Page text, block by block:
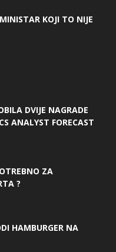
KOJI TO NIJE
DVIJE NAGRADE
ANALYST FORECAST
ZA
?
HAMBURGER NA